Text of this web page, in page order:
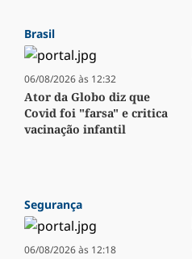
Brasil
06/08/2026 às 12:32
Ator da Globo diz que
Covid foi "farsa" e critica
vacinação infantil
Segurança
06/08/2026 às 12:18